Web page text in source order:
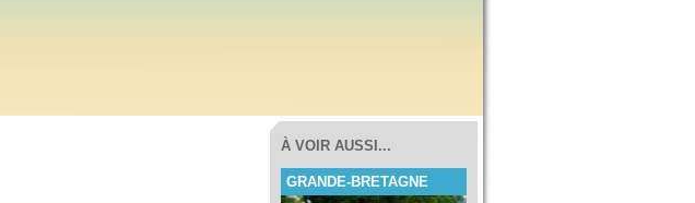
À VOIR AUSSI...
GRANDE-BRETAGNE